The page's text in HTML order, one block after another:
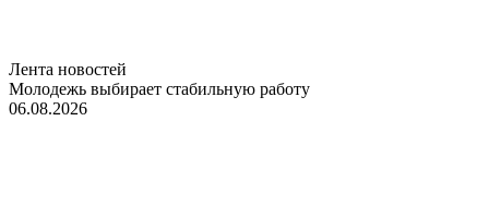
Лента новостей
Молодежь выбирает стабильную работу
06.08.2026